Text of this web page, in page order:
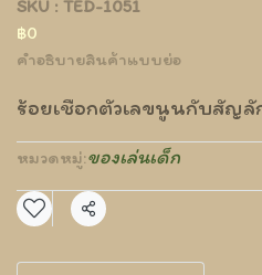
SKU : TED-1051
฿0
คำอธิบายสินค้าแบบย่อ
ร้อยเชือกตัวเลขนูนกับสัญ
หมวดหมู่:ของเล่นเด็ก
แชร์